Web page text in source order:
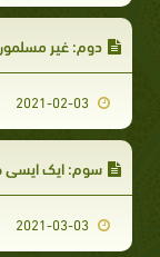
دوم: غیر مسلموں
سوم: ایک ایسی